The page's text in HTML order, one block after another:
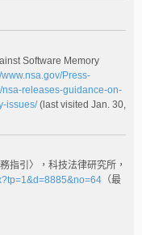
Software Memory
www.nsa.gov/Press-
releases-guidance-on-
issues/(last visited Jan. 30,
指引〉，科技法律研究所，
（最